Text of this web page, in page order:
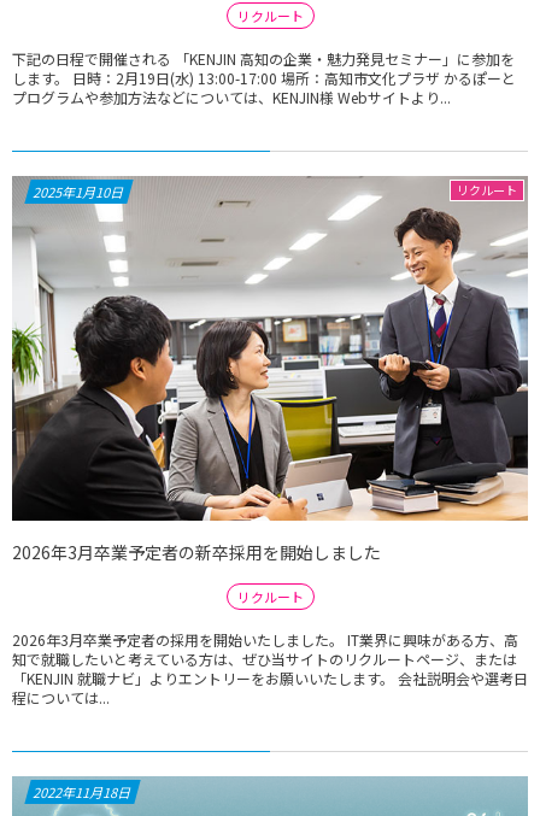
リクルート
下記の日程で開催される 「KENJIN 高知の企業・魅力発見セミナー」に参加を
します。 日時：2月19日(水) 13:00-17:00 場所：高知市文化プラザ かるぽーと
プログラムや参加方法などについては、KENJIN様 Webサイトより...
2025年1月10日 リクルート
2026年3月卒業予定者の新卒採用を開始しました
リクルート
2026年3月卒業予定者の採用を開始いたしました。 IT業界に興味がある方、高
知で就職したいと考えている方は、ぜひ当サイトのリクルートページ、または
「KENJIN 就職ナビ」よりエントリーをお願いいたします。 会社説明会や選考日
程については...
2022年11月18日